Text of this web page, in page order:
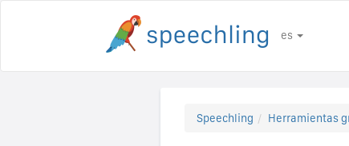
es
Speechling Herramientas